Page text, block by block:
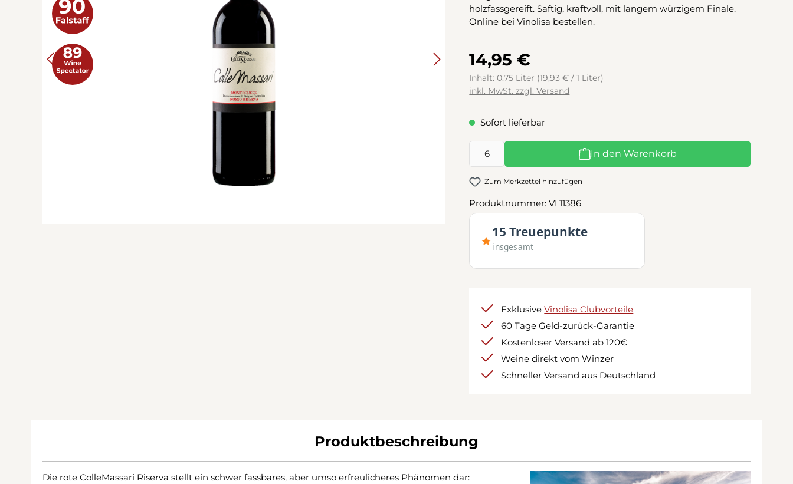
holzfassgereift. Saftig, kraftvoll, mit langem würzigem Finale.
Online bei Vinolisa bestellen.
14,95 €
Inhalt:0.75 Liter (19,93 € / 1 Liter)
inkl. MwSt. zzgl. Versand
Sofort lieferbar
Produkt Anzahl: Gib den gewünschten Wert ein oder benutze die
In den Warenkorb
Zum Merkzettel hinzufügen
Produktnummer:VL11386
15 Treuepunkte
insgesamt
ExklusiveVinolisa Clubvorteile
60 Tage Geld-zurück-Garantie
Kostenloser Versand ab 120€
Weine direkt vom Winzer
Schneller Versand aus Deutschland
Produktbeschreibung
Die rote ColleMassari Riserva stellt ein schwer fassbares, aber umso erfreulicheres Phänomen dar: